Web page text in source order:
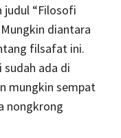
judul “Filosofi
diantara
filsafat ini.
ada di
mungkin sempat
nongkrong